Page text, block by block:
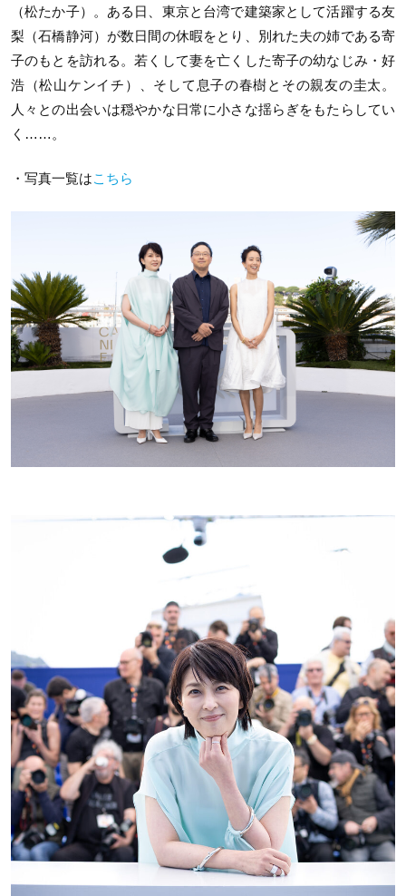
（松たか子）。ある日、東京と台湾で建築家として活躍する友
梨（石橋静河）が数日間の休暇をとり、別れた夫の姉である寄
子のもとを訪れる。若くして妻を亡くした寄子の幼なじみ・好
浩（松山ケンイチ）、そして息子の春樹とその親友の圭太。
人々との出会いは穏やかな日常に小さな揺らぎをもたらしてい
く……。
・写真一覧はこちら